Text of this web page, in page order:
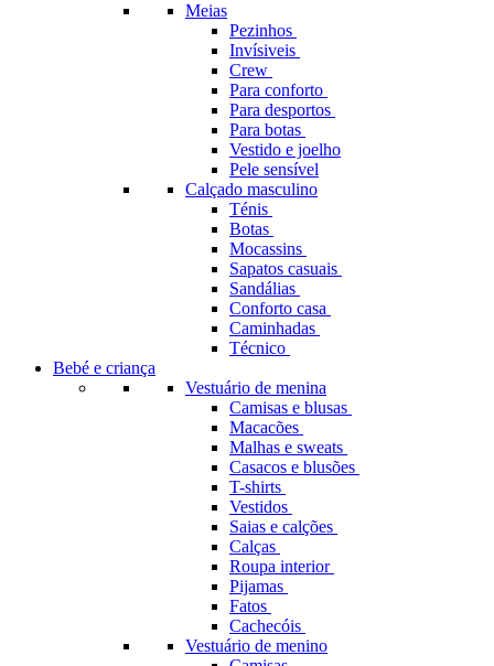
Meias
Pezinhos
Invísiveis
Crew
Para conforto
Para desportos
Para botas
Vestido e joelho
Pele sensível
Calçado masculino
Ténis
Botas
Mocassins
Sapatos casuais
Sandálias
Conforto casa
Caminhadas
Técnico
Bebé e criança
Vestuário de menina
Camisas e blusas
Macacões
Malhas e sweats
Casacos e blusões
T-shirts
Vestidos
Saias e calções
Calças
Roupa interior
Pijamas
Fatos
Cachecóis
Vestuário de menino